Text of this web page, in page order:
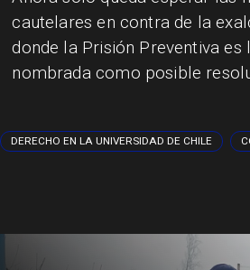
cautelares en contra de la
donde la Prisión Preventiva es
nombrada como posible
DERECHO EN LA UNIVERSIDAD DE CHILE